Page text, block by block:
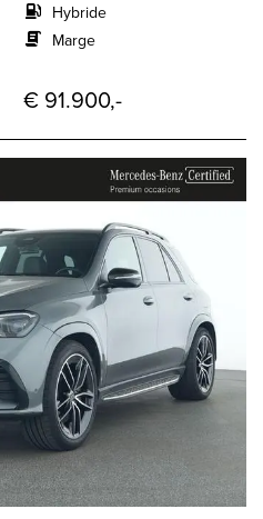
Hybride
Marge
€ 91.900,-